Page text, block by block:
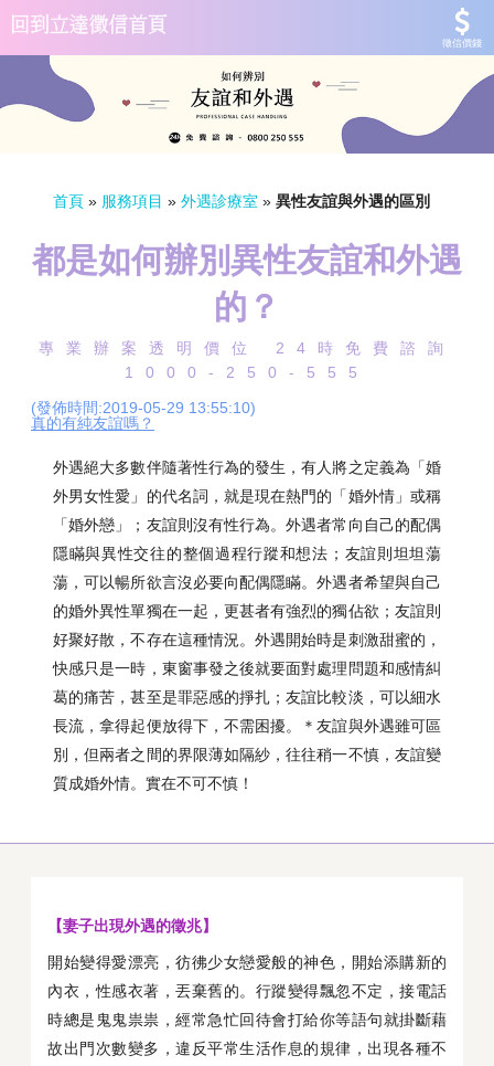
徵信價錢
首頁 » 服務項目 » 外遇診療室 » 異性友誼與外遇的區別
都是如何辦別異性友誼和外遇
的？
專業辦案透明價位 24時免費諮詢
1000-250-555
(發佈時間:2019-05-29 13:55:10)
真的有純友誼嗎？
外遇絕大多數伴隨著性行為的發生，有人將之定義為「婚
外男女性愛」的代名詞，就是現在熱門的「婚外情」或稱
「婚外戀」；友誼則沒有性行為。外遇者常向自己的配偶
隱瞞與異性交往的整個過程行蹤和想法；友誼則坦坦蕩
蕩，可以暢所欲言沒必要向配偶隱瞞。外遇者希望與自己
的婚外異性單獨在一起，更甚者有強烈的獨佔欲；友誼則
好聚好散，不存在這種情況。外遇開始時是刺激甜蜜的，
快感只是一時，東窗事發之後就要面對處理問題和感情糾
葛的痛苦，甚至是罪惡感的掙扎；友誼比較淡，可以細水
長流，拿得起便放得下，不需困擾。＊友誼與外遇雖可區
別，但兩者之間的界限薄如隔紗，往往稍一不慎，友誼變
質成婚外情。實在不可不慎！
【妻子出現外遇的徵兆】
開始變得愛漂亮，彷彿少女戀愛般的神色，開始添購新的
內衣，性感衣著，丟棄舊的。行蹤變得飄忽不定，接電話
時總是鬼鬼祟祟，經常急忙回待會打給你等語句就掛斷藉
故出門次數變多，違反平常生活作息的規律，出現各種不